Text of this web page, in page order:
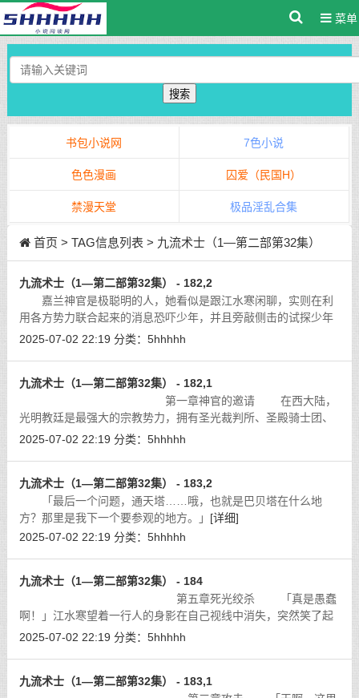
菜单
搜索
书包小说网 7色小说
色色漫画 囚爱（民国H）
禁漫天堂 极品淫乱合集
首页 > TAG信息列表 > 九流术士（1—第二部第32集）
九流术士（1—第二部第32集） - 182,2
嘉兰神官是极聪明的人，她看似是跟江水寒闲聊，实则在利
用各方势力联合起来的消息恐吓少年，并且旁敲侧击的试探少年
的底细，想要江水寒因为贪恋现在的美好生活失去战意与进取之
2025-07-02 22:19 分类： 5hhhhh
九流术士（1—第二部第32集） - 182,1
第一章神官的邀请 在西大陆，
光明教廷是最强大的宗教势力，拥有圣光裁判所、圣殿骑士团、
晨曦骑士团等强大的护教武装，没有任何贵族势力敢挑衅教廷的
2025-07-02 22:19 分类： 5hhhhh
九流术士（1—第二部第32集） - 183,2
「最后一个问题，通天塔……哦，也就是巴贝塔在什么地
方？那里是我下一个要参观的地方。」 [详细]
2025-07-02 22:19 分类： 5hhhhh
九流术士（1—第二部第32集） - 184
第五章死光绞杀 「真是愚蠢
啊！」江水寒望着一行人的身影在自己视线中消失，突然笑了起
来：「居然认为这种地方就能关住我吗？」
2025-07-02 22:19 分类： 5hhhhh
九流术士（1—第二部第32集） - 183,1